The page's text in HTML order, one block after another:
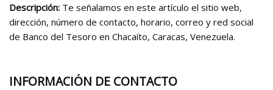
Descripción: Te señalamos en este artículo el sitio web,
dirección, número de contacto, horario, correo y red social
de Banco del Tesoro en Chacaíto, Caracas, Venezuela.
INFORMACIÓN DE CONTACTO